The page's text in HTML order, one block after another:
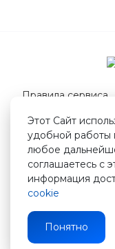
Этот Сайт
удобной работы
любое
соглашаетесь с
информация
cookie
Понятно
Правила сервиса
©